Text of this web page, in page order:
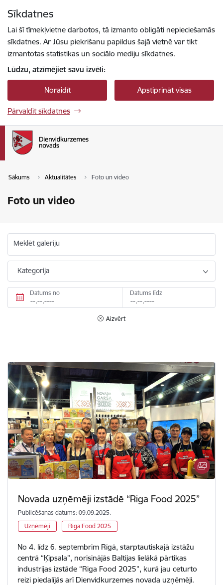
Sīkdatnes
Lai šī tīmekļvietne darbotos, tā izmanto obligāti nepieciešamās
sīkdatnes. Ar Jūsu piekrišanu papildus šajā vietnē var tikt
izmantotas statistikas un sociālo mediju sīkdatnes.
Lūdzu, atzīmējiet savu izvēli:
Noraidīt Apstiprināt visas
Pārvaldīt sīkdatnes
Sākums Aktualitātes Foto un video
Foto un video
Meklēt galeriju
Kategorija
Datums no Datums līdz
Aizvērt
Novada uzņēmēji izstādē “Riga Food 2025”
Publicēšanas datums: 09.09.2025.
Uzņēmēji
Riga Food 2025
No 4. līdz 6. septembrim Rīgā, starptautiskajā izstāžu
centrā “Ķīpsala”, norisinājās Baltijas lielākā pārtikas
industrijas izstāde “Riga Food 2025”, kurā jau ceturto
reizi piedalījās arī Dienvidkurzemes novada uzņēmēji.